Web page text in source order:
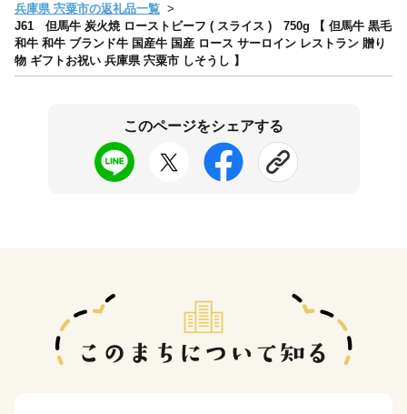
兵庫県 宍粟市の返礼品一覧
J61 但馬牛 炭火焼 ローストビーフ ( スライス ) 750g 【 但馬牛 黒毛
和牛 和牛 ブランド牛 国産牛 国産 ロース サーロイン レストラン 贈り
物 ギフトお祝い 兵庫県 宍粟市 しそうし 】
このページをシェアする